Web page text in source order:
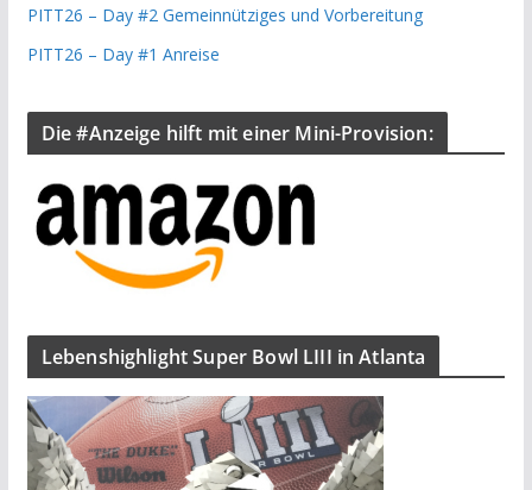
PITT26 – Day #2 Gemeinnütziges und Vorbereitung
PITT26 – Day #1 Anreise
Die #Anzeige hilft mit einer Mini-Provision:
Lebenshighlight Super Bowl LIII in Atlanta